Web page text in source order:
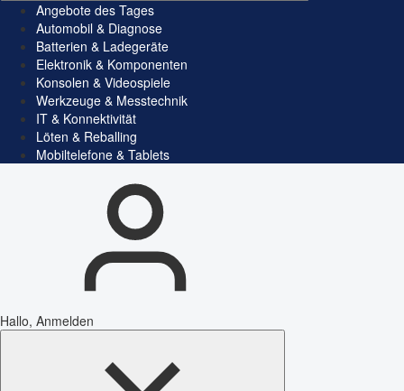
Angebote des Tages
Automobil & Diagnose
Batterien & Ladegeräte
Elektronik & Komponenten
Konsolen & Videospiele
Werkzeuge & Messtechnik
IT & Konnektivität
Löten & Reballing
Mobiltelefone & Tablets
Hallo, Anmelden